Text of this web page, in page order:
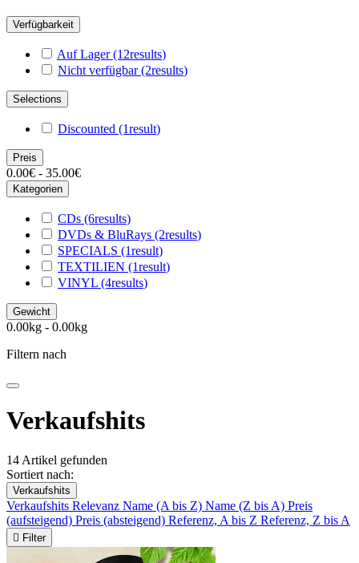
Verfügbarkeit
Auf Lager(12results)
Nicht verfügbar(2results)
Selections
Discounted (1result)
Preis
0.00€ - 35.00€
Kategorien
CDs (6results)
DVDs & BluRays (2results)
SPECIALS (1result)
TEXTILIEN (1result)
VINYL (4results)
Gewicht
0.00kg - 0.00kg
Filtern nach
Verkaufshits
14 Artikel gefunden
Sortiert nach:
Verkaufshits
Verkaufshits Relevanz Name (A bis Z) Name (Z bis A) Preis
(aufsteigend) Preis (absteigend) Referenz, A bis Z Referenz, Z bis A
 Filter